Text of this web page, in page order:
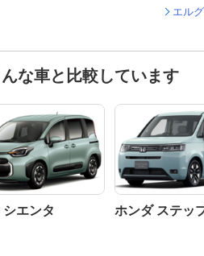
エル
な車と比較しています
シエンタ ホンダ ステッ